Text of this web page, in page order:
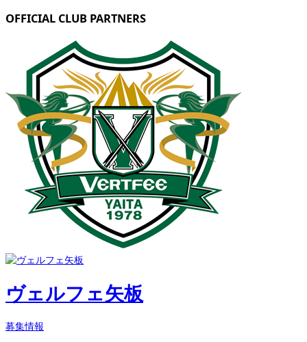
OFFICIAL CLUB PARTNERS
ヴェルフェ矢板
募集情報